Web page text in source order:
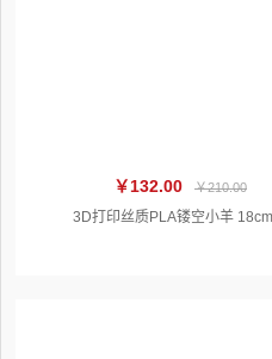
￥132.00 ￥210.00
3D打印丝质PLA镂空小羊